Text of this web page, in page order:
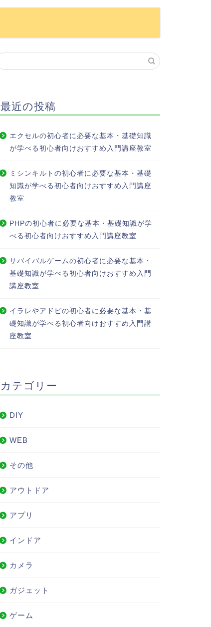
最近の投稿
エクセルの初心者に必要な基本・基礎知識
が学べる初心者向けおすすめ入門講座教室
ミシンキルトの初心者に必要な基本・基礎
知識が学べる初心者向けおすすめ入門講座
教室
PHPの初心者に必要な基本・基礎知識が学
べる初心者向けおすすめ入門講座教室
サバイバルゲームの初心者に必要な基本・
基礎知識が学べる初心者向けおすすめ入門
講座教室
イラレやアドビの初心者に必要な基本・基
礎知識が学べる初心者向けおすすめ入門講
座教室
カテゴリー
DIY
WEB
その他
アウトドア
アプリ
インドア
カメラ
ガジェット
ゲーム